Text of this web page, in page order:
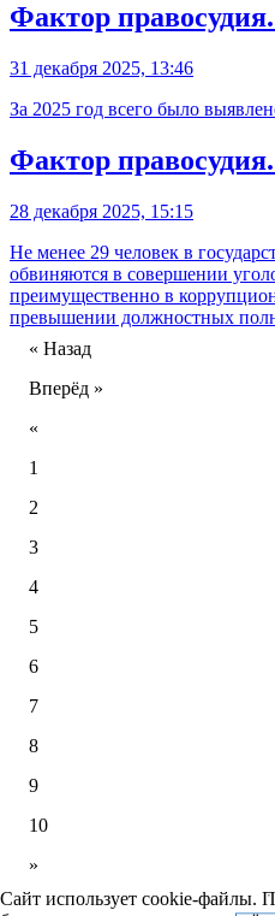
Фактор
31 декабря 2025, 13:46
За 2025 год всего было
Фактор
28 декабря 2025, 15:15
Не менее 29 человек в
обвиняются в совершении
преимущественно в
превышении должностных
« Назад
Вперёд »
«
1
2
3
4
5
6
7
8
9
10
»
Сайт использует cookie-файлы.